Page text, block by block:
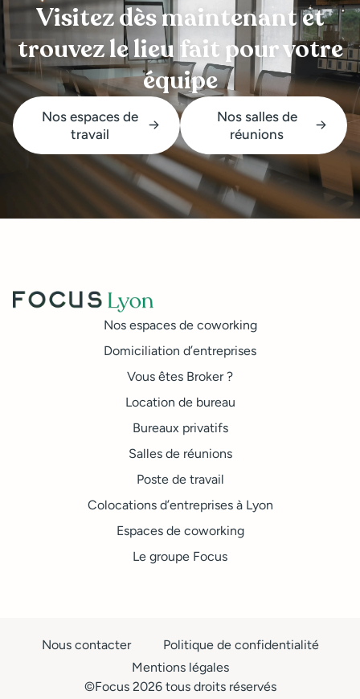
Visitez dès maintenant et
trouvez le lieu fait pour votre
équipe
Nos espaces de
travail
Nos salles de
réunions
Nos espaces de coworking
Domiciliation d’entreprises
Vous êtes Broker ?
Location de bureau
Bureaux privatifs
Salles de réunions
Poste de travail
Colocations d’entreprises à Lyon
Espaces de coworking
Le groupe Focus
Nous contacter
Politique de confidentialité
Mentions légales
©Focus 2026 tous droits réservés​